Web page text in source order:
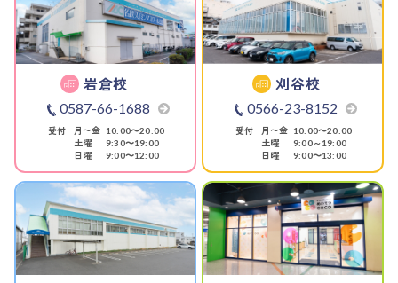
岩倉校
0587-66-1688
受付 月〜金 10:00〜20:00
土曜 9:30〜19:00
日曜 9:00〜12:00
刈谷校
0566-23-8152
受付 月〜金 10:00〜20:00
土曜 9:00～19:00
日曜 9:00〜13:00